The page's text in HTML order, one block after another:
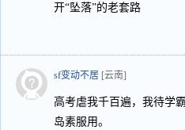
开“坠落”的老套路
sf变动不居 [云南]
高考虐我千百遍，我待学
岛素服用。